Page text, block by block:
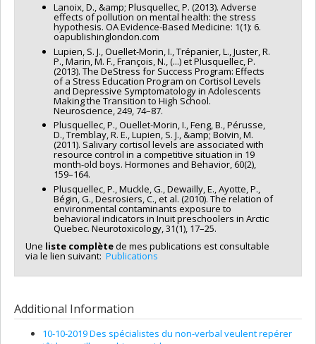
Lanoix, D., &amp; Plusquellec, P. (2013). Adverse
effects of pollution on mental health: the stress
hypothesis. OA Evidence-Based Medicine: 1(1): 6.
oapublishinglondon.com
Lupien, S. J., Ouellet-Morin, I., Trépanier, L., Juster, R.
P., Marin, M. F., François, N., (...) et Plusquellec, P.
(2013). The DeStress for Success Program: Effects
of a Stress Education Program on Cortisol Levels
and Depressive Symptomatology in Adolescents
Making the Transition to High School.
Neuroscience, 249, 74–87.
Plusquellec, P., Ouellet-Morin, I., Feng, B., Pérusse,
D., Tremblay, R. E., Lupien, S. J., &amp; Boivin, M.
(2011). Salivary cortisol levels are associated with
resource control in a competitive situation in 19
month-old boys. Hormones and Behavior, 60(2),
159–164.
Plusquellec, P., Muckle, G., Dewailly, E., Ayotte, P.,
Bégin, G., Desrosiers, C., et al. (2010). The relation of
environmental contaminants exposure to
behavioral indicators in Inuit preschoolers in Arctic
Quebec. Neurotoxicology, 31(1), 17–25.
Une liste complètede mes publications est consultable
via le lien suivant: Publications
Additional Information
10-10-2019 Des spécialistes du non-verbal veulent repérer